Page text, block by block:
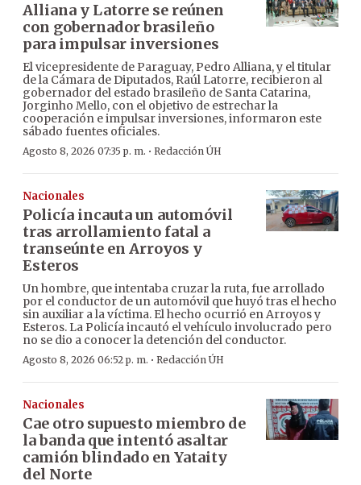
Alliana y Latorre se reúnen
con gobernador brasileño
para impulsar inversiones
El vicepresidente de Paraguay, Pedro Alliana, y el titular
de la Cámara de Diputados, Raúl Latorre, recibieron al
gobernador del estado brasileño de Santa Catarina,
Jorginho Mello, con el objetivo de estrechar la
cooperación e impulsar inversiones, informaron este
sábado fuentes oficiales.
Agosto 8, 2026 07:35 p. m. · Redacción ÚH
Nacionales
Policía incauta un automóvil
tras arrollamiento fatal a
transeúnte en Arroyos y
Esteros
Un hombre, que intentaba cruzar la ruta, fue arrollado
por el conductor de un automóvil que huyó tras el hecho
sin auxiliar a la víctima. El hecho ocurrió en Arroyos y
Esteros. La Policía incautó el vehículo involucrado pero
no se dio a conocer la detención del conductor.
Agosto 8, 2026 06:52 p. m. · Redacción ÚH
Nacionales
Cae otro supuesto miembro de
la banda que intentó asaltar
camión blindado en Yataity
del Norte